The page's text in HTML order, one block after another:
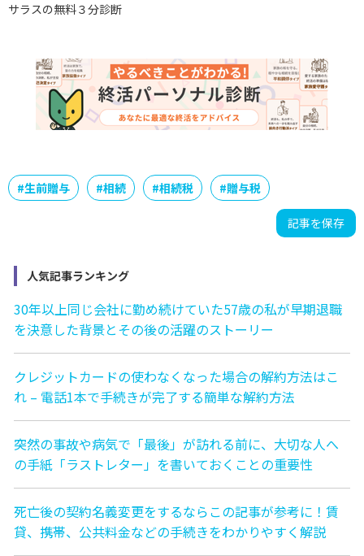
サラスの無料３分診断
#生前贈与 #相続 #相続税 #贈与税
記事を保存
人気記事ランキング
30年以上同じ会社に勤め続けていた57歳の私が早期退職
を決意した背景とその後の活躍のストーリー
クレジットカードの使わなくなった場合の解約方法はこ
れ – 電話1本で手続きが完了する簡単な解約方法
突然の事故や病気で「最後」が訪れる前に、大切な人へ
の手紙「ラストレター」を書いておくことの重要性
死亡後の契約名義変更をするならこの記事が参考に！賃
貸、携帯、公共料金などの手続きをわかりやすく解説